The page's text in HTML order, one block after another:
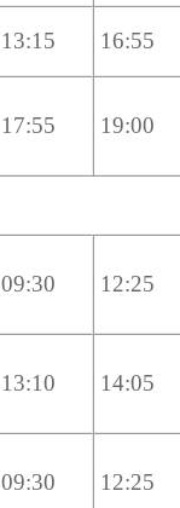
13:15 16:55
17:55 19:00
09:30 12:25
13:10 14:05
09:30 12:25